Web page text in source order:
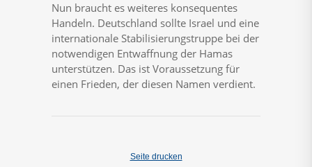
Nun braucht es weiteres konsequentes
Handeln. Deutschland sollte Israel und eine
internationale Stabilisierungstruppe bei der
notwendigen Entwaffnung der Hamas
unterstützen. Das ist Voraussetzung für
einen Frieden, der diesen Namen verdient.
Seite drucken